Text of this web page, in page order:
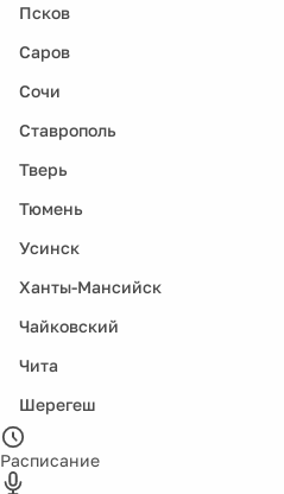
Псков
Саров
Сочи
Ставрополь
Тверь
Тюмень
Усинск
Ханты-Мансийск
Чайковский
Чита
Шерегеш
Расписание